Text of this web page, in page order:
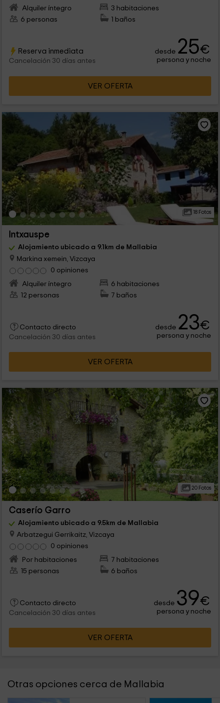
Alquiler íntegro
3 habitaciones
6 personas
1 baños
Reserva inmediata
Cancelación 30 días antes
desde 25€
persona y noche
VER OFERTA
18 Fotos
Intxauspe
Alojamiento ubicado a 9.1km de Mallabia
Markina xemein, Vizcaya
0 opiniones
Alquiler íntegro
6 habitaciones
12 personas
7 baños
Contacto directo
Cancelación 30 días antes
desde 23€
persona y noche
VER OFERTA
20 Fotos
Caserío Garro
Alojamiento ubicado a 9.5km de Mallabia
Arbatzegui Gerrikaitz, Vizcaya
0 opiniones
Por habitaciones
7 habitaciones
15 personas
6 baños
Contacto directo
Cancelación 30 días antes
desde 39€
persona y noche
VER OFERTA
Otras opciones cerca de Mallabia